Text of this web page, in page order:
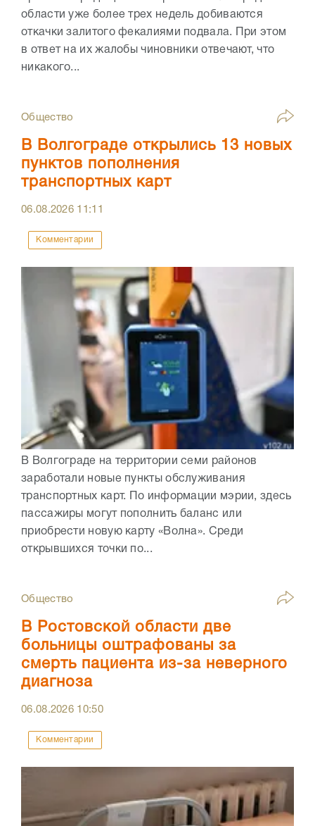
области уже более трех недель добиваются
откачки залитого фекалиями подвала. При этом
в ответ на их жалобы чиновники отвечают, что
никакого...
Общество
В Волгограде открылись 13 новых
пунктов пополнения
транспортных карт
06.08.2026 11:11
Комментарии
В Волгограде на территории семи районов
заработали новые пункты обслуживания
транспортных карт. По информации мэрии, здесь
пассажиры могут пополнить баланс или
приобрести новую карту «Волна». Среди
открывшихся точки по...
Общество
В Ростовской области две
больницы оштрафованы за
смерть пациента из-за неверного
диагноза
06.08.2026 10:50
Комментарии